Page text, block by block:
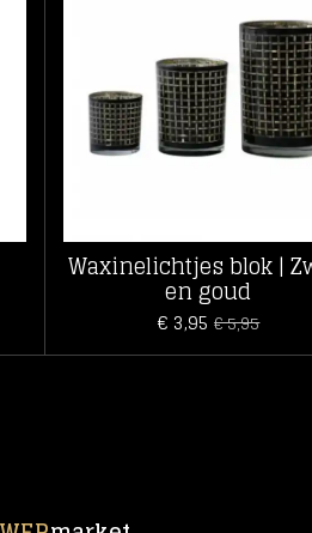
Waxinelichtjes blok |
en goud
€ 3,95 € 5,95